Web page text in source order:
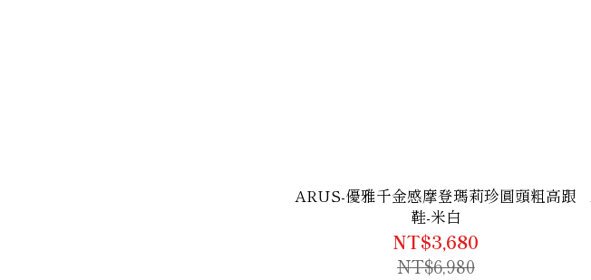
ARUS-優雅千金感摩登瑪莉珍圓頭粗高跟
鞋-米白
NT$3,680
NT$6,980